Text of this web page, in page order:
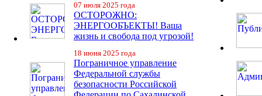
07 июля 2025 года
ОСТОРОЖНО:
ЭНЕРГООБЪЕКТЫ! Ваша
жизнь и свобода под угрозой!
18 июня 2025 года
Пограничное управление
Федеральной службы
безопасности Российской